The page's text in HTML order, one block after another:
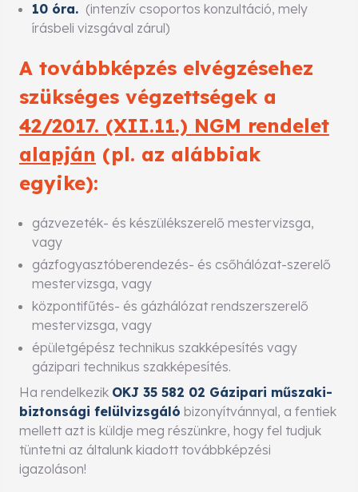
10 óra. (intenzív csoportos konzultáció, mely
írásbeli vizsgával zárul)
A továbbképzés elvégzésehez
szükséges végzettségek a
42/2017. (XII.11.) NGM rendelet
alapján (pl. az alábbiak
egyike):
gázvezeték- és készülékszerelő mestervizsga,
vagy
gázfogyasztóberendezés- és csőhálózat-szerelő
mestervizsga, vagy
központifűtés- és gázhálózat rendszerszerelő
mestervizsga, vagy
épületgépész technikus szakképesítés vagy
gázipari technikus szakképesítés.
Ha rendelkezik OKJ 35 582 02 Gázipari műszaki-
biztonsági felülvizsgáló bizonyítvánnyal, a fentiek
mellett azt is küldje meg részünkre, hogy fel tudjuk
tüntetni az általunk kiadott továbbképzési
igazoláson!